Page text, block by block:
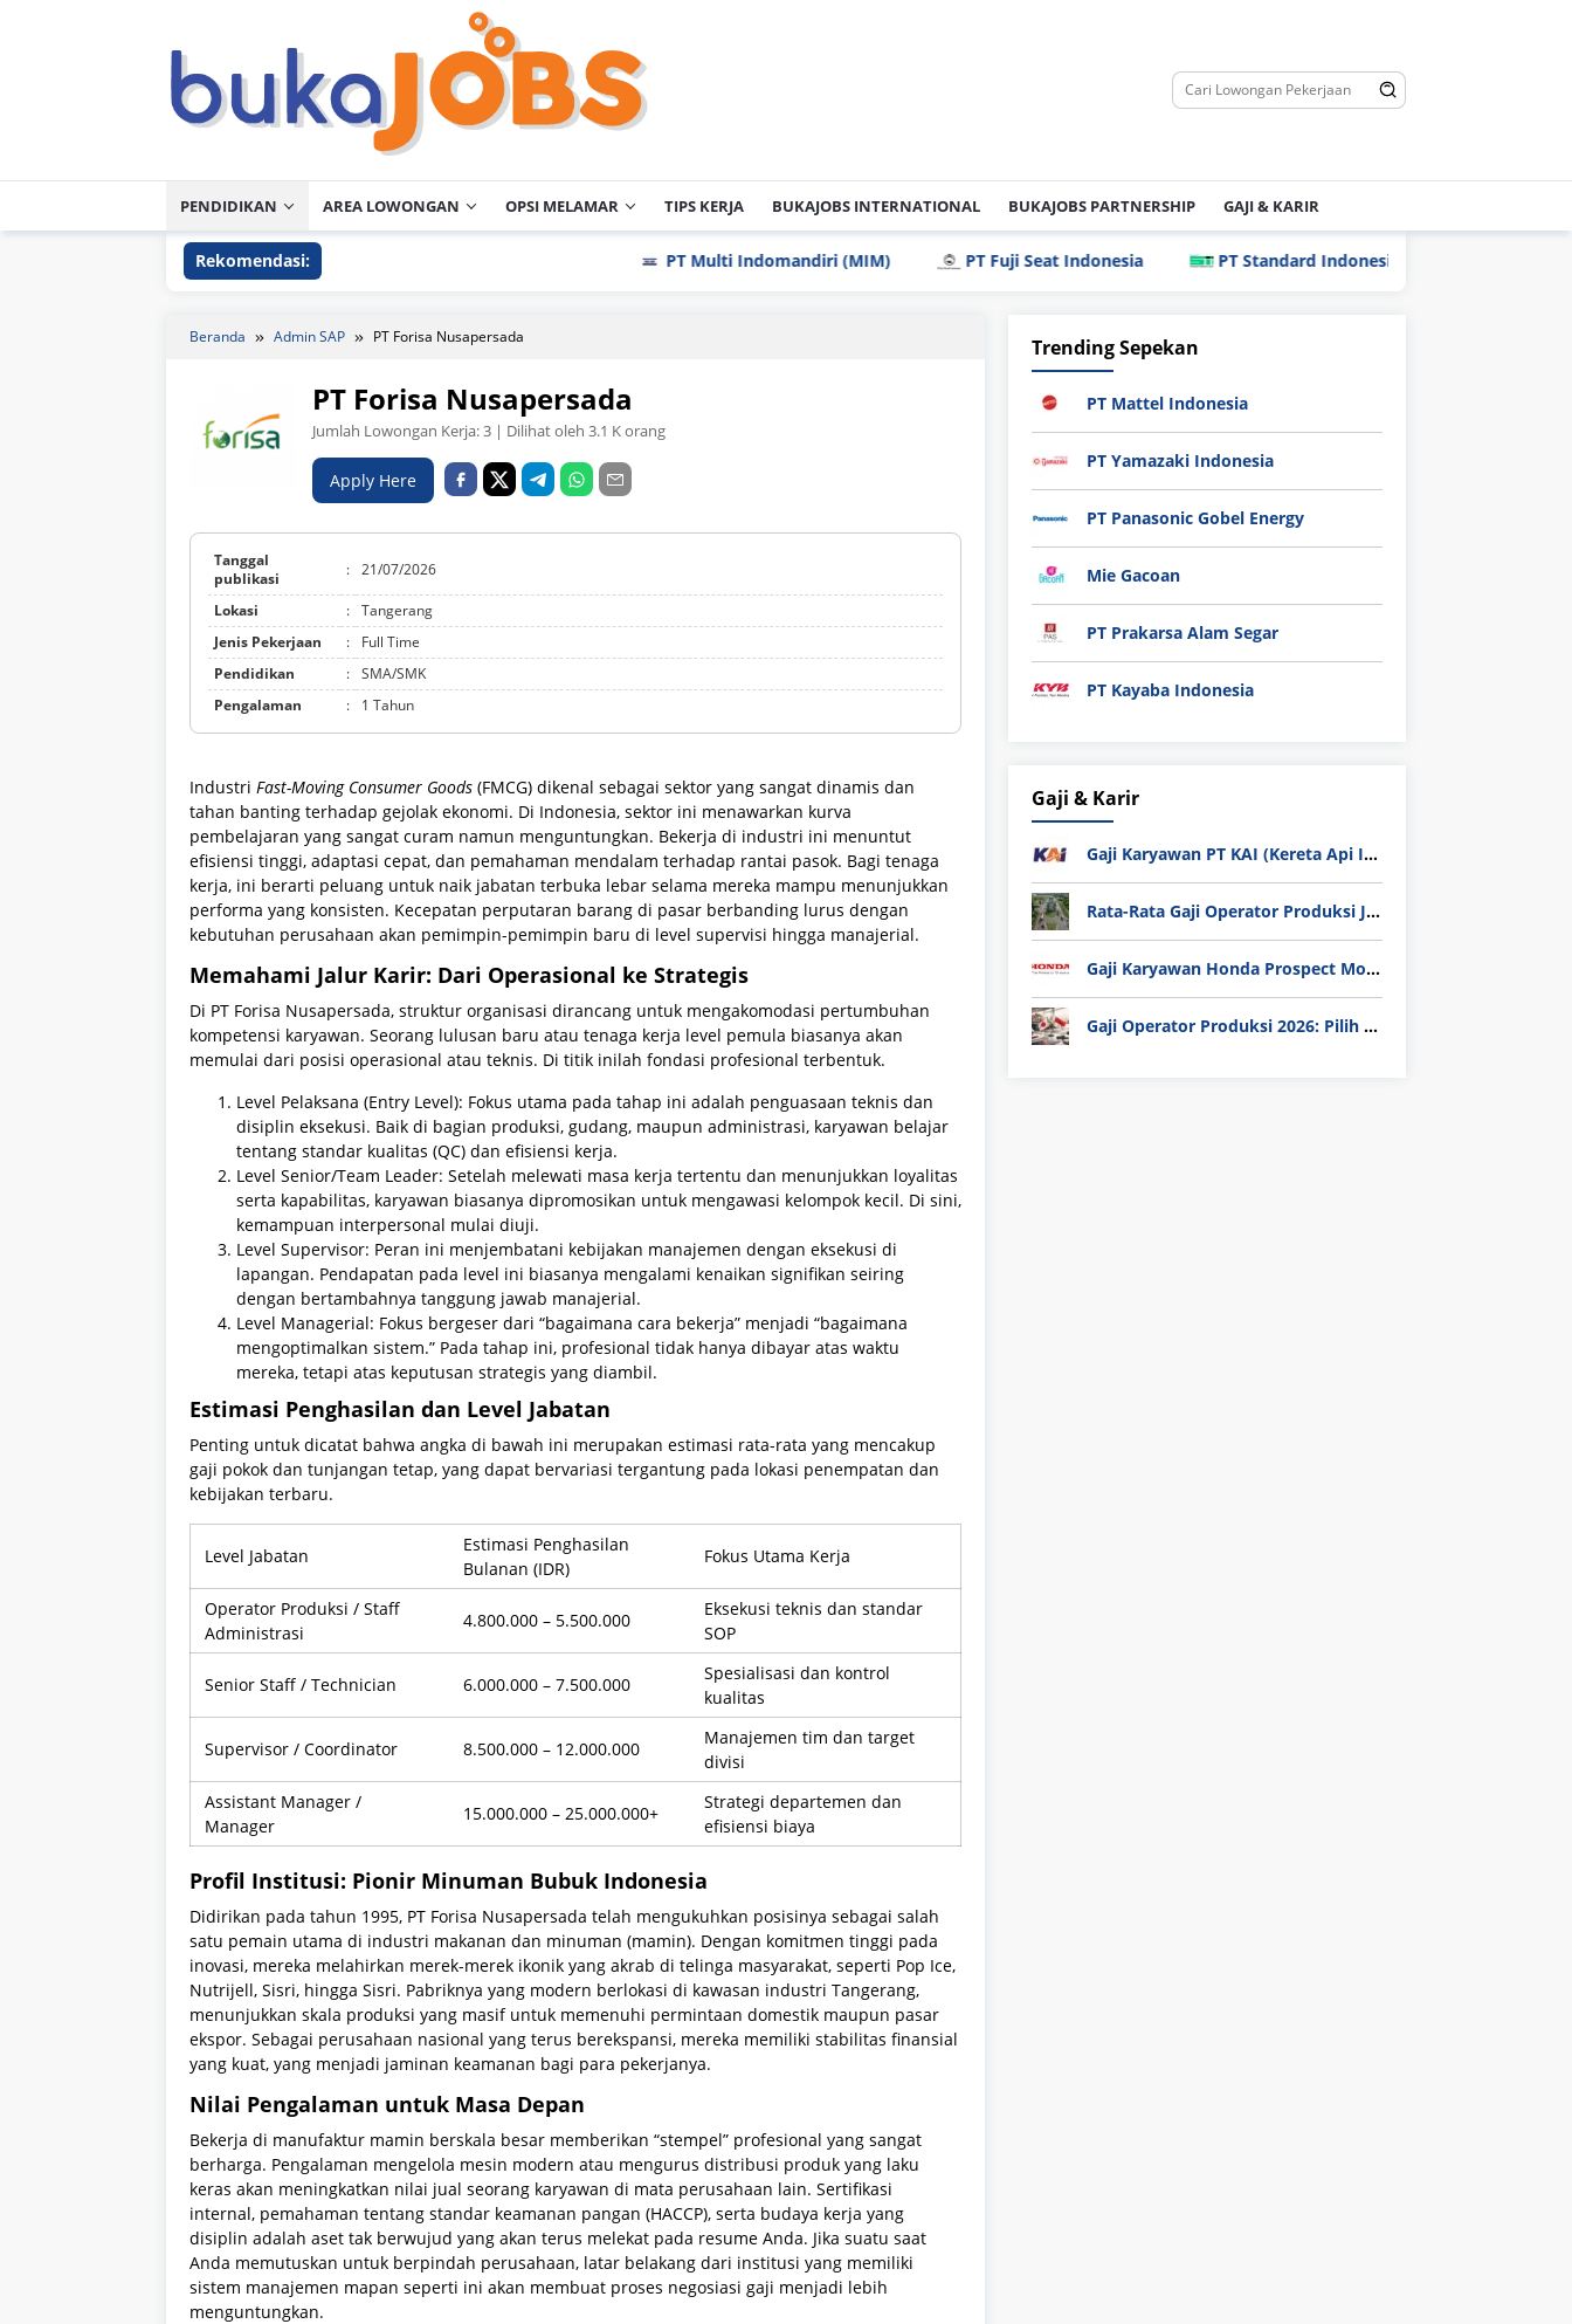
PENDIDIKAN AREA LOWONGAN OPSI MELAMAR TIPS KERJA BUKAJOBS INTERNATIONAL BUKAJOBS PARTNERSHIP GAJI & KARIR
Rekomendasi: PT Multi Indomandiri (MIM) PT Fuji Seat Indonesia PT Standard Indonesia Industry (PT SII)
Beranda Admin SAP PT Forisa Nusapersada
PT Forisa Nusapersada
Jumlah Lowongan Kerja:3 | Dilihat oleh 3.1 K orang
Apply Here
Tanggal
publikasi
: 21/07/2026
Lokasi : Tangerang
Jenis Pekerjaan
:
Full Time
Pendidikan
: SMA/SMK
Pengalaman
: 1 Tahun
Industri Fast-Moving Consumer Goods (FMCG) dikenal sebagai sektor yang sangat dinamis dan
tahan banting terhadap gejolak ekonomi. Di Indonesia, sektor ini menawarkan kurva
pembelajaran yang sangat curam namun menguntungkan. Bekerja di industri ini menuntut
efisiensi tinggi, adaptasi cepat, dan pemahaman mendalam terhadap rantai pasok. Bagi tenaga
kerja, ini berarti peluang untuk naik jabatan terbuka lebar selama mereka mampu menunjukkan
performa yang konsisten. Kecepatan perputaran barang di pasar berbanding lurus dengan
kebutuhan perusahaan akan pemimpin-pemimpin baru di level supervisi hingga manajerial.
Memahami Jalur Karir: Dari Operasional ke Strategis
Di PT Forisa Nusapersada, struktur organisasi dirancang untuk mengakomodasi pertumbuhan
kompetensi karyawan. Seorang lulusan baru atau tenaga kerja level pemula biasanya akan
memulai dari posisi operasional atau teknis. Di titik inilah fondasi profesional terbentuk.
Level Pelaksana (Entry Level): Fokus utama pada tahap ini adalah penguasaan teknis dan
disiplin eksekusi. Baik di bagian produksi, gudang, maupun administrasi, karyawan belajar
tentang standar kualitas (QC) dan efisiensi kerja.
Level Senior/Team Leader: Setelah melewati masa kerja tertentu dan menunjukkan loyalitas
serta kapabilitas, karyawan biasanya dipromosikan untuk mengawasi kelompok kecil. Di sini,
kemampuan interpersonal mulai diuji.
Level Supervisor: Peran ini menjembatani kebijakan manajemen dengan eksekusi di
lapangan. Pendapatan pada level ini biasanya mengalami kenaikan signifikan seiring
dengan bertambahnya tanggung jawab manajerial.
Level Managerial: Fokus bergeser dari “bagaimana cara bekerja” menjadi “bagaimana
mengoptimalkan sistem.” Pada tahap ini, profesional tidak hanya dibayar atas waktu
mereka, tetapi atas keputusan strategis yang diambil.
Estimasi Penghasilan dan Level Jabatan
Penting untuk dicatat bahwa angka di bawah ini merupakan estimasi rata-rata yang mencakup
gaji pokok dan tunjangan tetap, yang dapat bervariasi tergantung pada lokasi penempatan dan
kebijakan terbaru.
Level Jabatan
Estimasi Penghasilan
Bulanan (IDR)
Fokus Utama Kerja
Operator Produksi / Staff
Administrasi
4.800.000 – 5.500.000
Eksekusi teknis dan standar
SOP
Senior Staff / Technician 6.000.000 – 7.500.000
Spesialisasi dan kontrol
kualitas
Supervisor / Coordinator 8.500.000 – 12.000.000
Manajemen tim dan target
divisi
Assistant Manager /
Manager
15.000.000 – 25.000.000+
Strategi departemen dan
efisiensi biaya
Profil Institusi: Pionir Minuman Bubuk Indonesia
Didirikan pada tahun 1995, PT Forisa Nusapersada telah mengukuhkan posisinya sebagai salah
satu pemain utama di industri makanan dan minuman (mamin). Dengan komitmen tinggi pada
inovasi, mereka melahirkan merek-merek ikonik yang akrab di telinga masyarakat, seperti Pop Ice,
Nutrijell, Sisri, hingga Sisri. Pabriknya yang modern berlokasi di kawasan industri Tangerang,
menunjukkan skala produksi yang masif untuk memenuhi permintaan domestik maupun pasar
ekspor. Sebagai perusahaan nasional yang terus berekspansi, mereka memiliki stabilitas finansial
yang kuat, yang menjadi jaminan keamanan bagi para pekerjanya.
Nilai Pengalaman untuk Masa Depan
Bekerja di manufaktur mamin berskala besar memberikan “stempel” profesional yang sangat
berharga. Pengalaman mengelola mesin modern atau mengurus distribusi produk yang laku
keras akan meningkatkan nilai jual seorang karyawan di mata perusahaan lain. Sertifikasi
internal, pemahaman tentang standar keamanan pangan (HACCP), serta budaya kerja yang
disiplin adalah aset tak berwujud yang akan terus melekat pada resume Anda. Jika suatu saat
Anda memutuskan untuk berpindah perusahaan, latar belakang dari institusi yang memiliki
sistem manajemen mapan seperti ini akan membuat proses negosiasi gaji menjadi lebih
menguntungkan.
Trending Sepekan
PT Mattel Indonesia
PT Yamazaki Indonesia
PT Panasonic Gobel Energy
Mie Gacoan
PT Prakarsa Alam Segar
PT Kayaba Indonesia
Gaji & Karir
Gaji Karyawan PT KAI (Kereta Api Indonesia) Update 2025
Rata-Rata Gaji Operator Produksi Jabodetabek 2025: Bedah Tuntas UMK, Lemburan, dan Realita Hidup Buruh
Gaji Karyawan Honda Prospect Motor Semua Divisi
Gaji Operator Produksi 2026: Pilih PT Astra Honda Motor (AHM) atau Manufaktur di Jepang?